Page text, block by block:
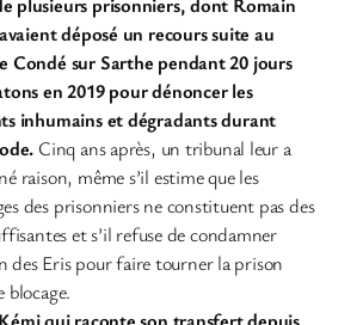
déposé un recours suite au
Condé sur Sarthe pendant 20 jours
en 2019 pour dénoncer les
inhumains et dégradants durant
Cinq ans après, un tribunal leur a
raison, même s’il estime que les
des prisonniers ne constituent pas des
et s’il refuse de condamner
des Eris pour faire tourner la prison
blocage.